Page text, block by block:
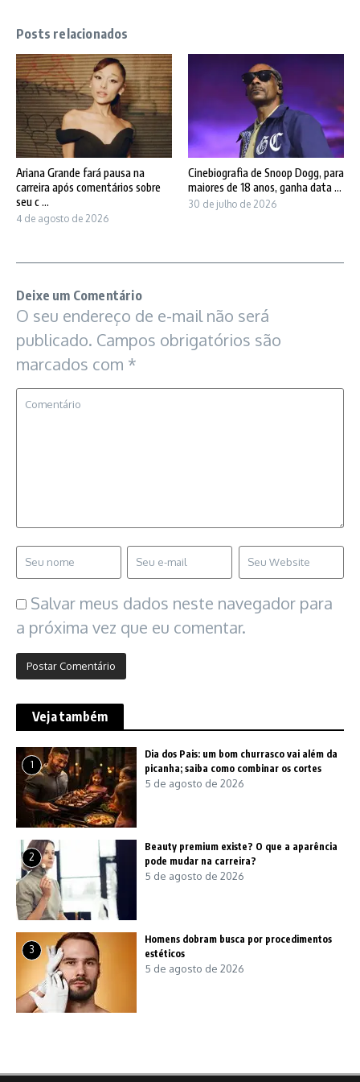
Posts relacionados
Ariana Grande fará pausa na
carreira após comentários sobre
seu c ...
4 de agosto de 2026
Cinebiografia de Snoop Dogg, para
maiores de 18 anos, ganha data ...
30 de julho de 2026
Deixe um Comentário
O seu endereço de e-mail não será
publicado. Campos obrigatórios são
marcados com *
Salvar meus dados neste navegador para
a próxima vez que eu comentar.
Veja também
1
Dia dos Pais: um bom churrasco vai além da
picanha; saiba como combinar os cortes
5 de agosto de 2026
2
Beauty premium existe? O que a aparência
pode mudar na carreira?
5 de agosto de 2026
3
Homens dobram busca por procedimentos
estéticos
5 de agosto de 2026